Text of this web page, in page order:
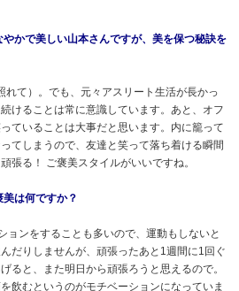
かで美しい山本さんですが、美を保つ秘訣を
れて）。でも、元々アスリート生活が長かっ
けることは常に意識しています。あと、オフ
ていることは大事だと思います。内に籠って
てしまうので、友達と笑って落ち着ける瞬間
張る！ ご褒美スタイルがいいですね。
は何ですか？
ョンをすることも多いので、運動もしないと
だりしませんが、頑張ったあと1週間に1回ぐ
ると、また明日から頑張ろうと思えるので。
飲むというのがモチベーションになっていま